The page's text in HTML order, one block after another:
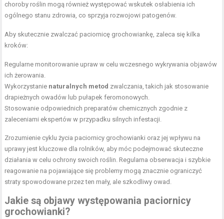
choroby roślin mogą również występować wskutek osłabienia ich
ogólnego stanu zdrowia, co sprzyja rozwojowi patogenów.
Aby skutecznie zwalczać paciornicę grochowiankę, zaleca się kilka
kroków:
Regularne monitorowanie upraw w celu wczesnego wykrywania objawów
ich żerowania.
Wykorzystanie naturalnych metod zwalczania, takich jak stosowanie
drapieżnych owadów lub pułapek feromonowych.
Stosowanie odpowiednich preparatów chemicznych zgodnie z
zaleceniami ekspertów w przypadku silnych infestacji.
Zrozumienie cyklu życia paciornicy grochowianki oraz jej wpływu na
uprawy jest kluczowe dla rolników, aby móc podejmować skuteczne
działania w celu ochrony swoich roślin. Regularna obserwacja i szybkie
reagowanie na pojawiające się problemy mogą znacznie ograniczyć
straty spowodowane przez ten mały, ale szkodliwy owad.
Jakie są objawy występowania paciornicy
grochowianki?